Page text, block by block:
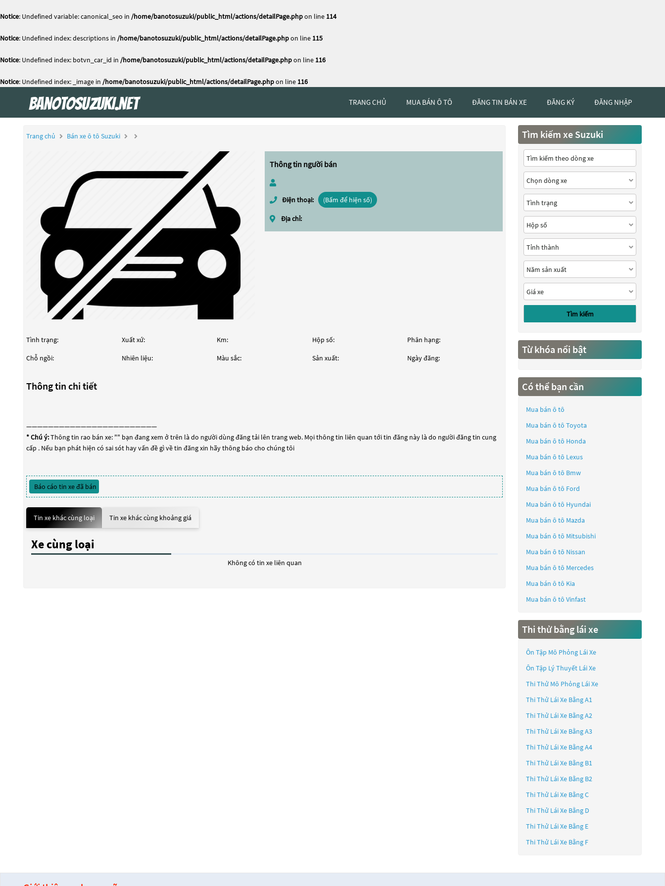
Notice: Undefined variable: canonical_seo in /home/banotosuzuki/public_html/actions/detailPage.phpon line 114
Notice: Undefined index: descriptions in /home/banotosuzuki/public_html/actions/detailPage.phpon line 115
Notice: Undefined index: botvn_car_id in /home/banotosuzuki/public_html/actions/detailPage.phpon line 116
Notice: Undefined index: _image in /home/banotosuzuki/public_html/actions/detailPage.phpon line 116
TRANG CHỦ MUA BÁN Ô TÔ ĐĂNG TIN BÁN XE ĐĂNG KÝ ĐĂNG NHẬP
Trang chủ Bán xe ô tô Suzuki
Thông tin người bán
Điện thoại: (Bấm để hiện số)
Địa chỉ:
Tình trạng: Xuất xứ: Km: Hộp số: Phân hạng:
Chỗ ngồi: Nhiên liệu: Màu sắc: Sản xuất: Ngày đăng:
Thông tin chi tiết
————————————————————————
* Chú ý:Thông tin rao bán xe: "" bạn đang xem ở trên là do người dùng đăng tải lên trang web. Mọi thông tin liên quan tới tin đăng này là do người đăng tin cung
cấp . Nếu bạn phát hiện có sai sót hay vấn đề gì về tin đăng xin hãy thông báo cho chúng tôi
Báo cáo tin xe đã bán
Tin xe khác cùng loại Tin xe khác cùng khoảng giá
Xe cùng loại
Không có tin xe liên quan
Tìm kiếm xe Suzuki
Tìm kiếm
Từ khóa nổi bật
Có thể bạn cần
Mua bán ô tô
Mua bán ô tô Toyota
Mua bán ô tô Honda
Mua bán ô tô Lexus
Mua bán ô tô Bmw
Mua bán ô tô Ford
Mua bán ô tô Hyundai
Mua bán ô tô Mazda
Mua bán ô tô Mitsubishi
Mua bán ô tô Nissan
Mua bán ô tô Mercedes
Mua bán ô tô Kia
Mua bán ô tô Vinfast
Thi thử bằng lái xe
Ôn Tập Mô Phỏng Lái Xe
Ôn Tập Lý Thuyết Lái Xe
Thi Thử Mô Phỏng Lái Xe
Thi Thử Lái Xe Bằng A1
Thi Thử Lái Xe Bằng A2
Thi Thử Lái Xe Bằng A3
Thi Thử Lái Xe Bằng A4
Thi Thử Lái Xe Bằng B1
Thi Thử Lái Xe Bằng B2
Thi Thử Lái Xe Bằng C
Thi Thử Lái Xe Bằng D
Thi Thử Lái Xe Bằng E
Thi Thử Lái Xe Bằng F